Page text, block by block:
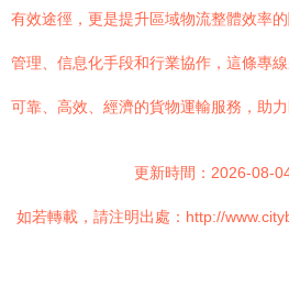
有效途徑，更是提升區域物流整體效率
管理、信息化手段和行業協作，這條專
可靠、高效、經濟的貨物運輸服務，助力
更新時間：2026-08-
如若轉載，請注明出處：http://